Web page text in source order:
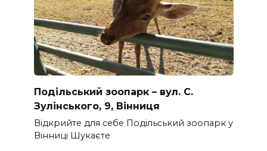
Подільський зоопарк – вул. С.
Зулінського, 9, Вінниця
Відкрийте для себе Подільський зоопарк у
Вінниці Шукаєте